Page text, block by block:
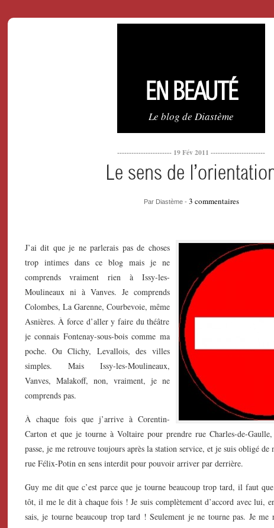
EN BEAUTÉ
Le blog de Diastème
----------------------- 19 Fév 2011 -----------------------
Le sens de
Par Diastème - 3 commentaires
J’ai dit que je ne parlerais pas de choses
trop intimes dans ce blog mais je ne
comprends vraiment rien à Issy-les-
Moulineaux ni à Vanves. Je comprends
Colombes, La Garenne, Courbevoie, même
Asnières. À force d’aller y faire du théâtre
je connais Fontenay-sous-bois comme ma
poche. Ou Clichy, Levallois, des villes
simples. Mais Issy-les-Moulineaux,
Vanves, Malakoff, non, vraiment, je ne
comprends pas.
À chaque fois que j’arrive à Corentin-
Carton et que je tourne à Voltaire pour prendre rue Charles-de-
passe, je me retrouve toujours après la station service, et je suis obligé de
rue Félix-Potin en sens interdit pour pouvoir arriver par derrière.
Guy me dit que c’est parce que je tourne beaucoup trop tard, il faut
tôt, il me le dit à chaque fois ! Je suis complètement d’accord avec lui,
sais, je tourne beaucoup trop tard ! Seulement je ne tourne pas. Je me